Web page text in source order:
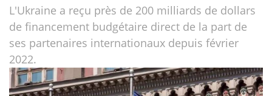
L'Ukraine a reçu près de 200 milliards de dollars
de financement budgétaire direct de la part de
ses partenaires internationaux depuis février
2022.